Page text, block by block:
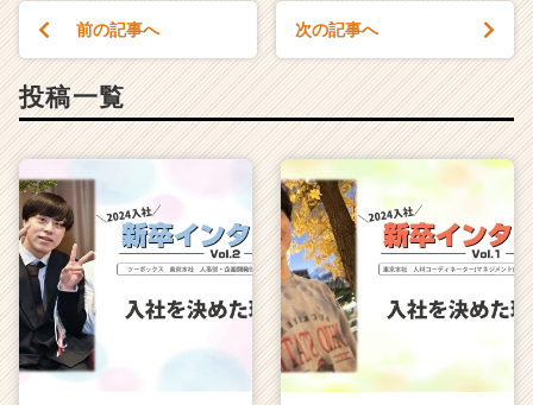
前の記事へ 次の記事へ
投稿一覧